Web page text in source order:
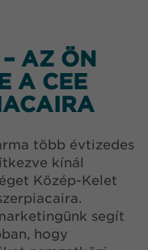
AZ ÖN
A CEE
több évtizedes
kínál
Közép-Kelet
segít
hogy